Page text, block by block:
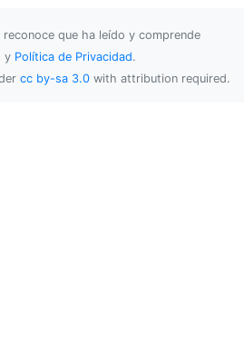
que ha leído y comprende
y Política de Privacidad.
cc by-sa 3.0 with attribution required.